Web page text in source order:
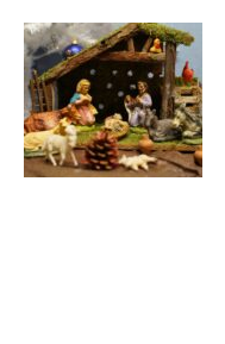
Ensemble